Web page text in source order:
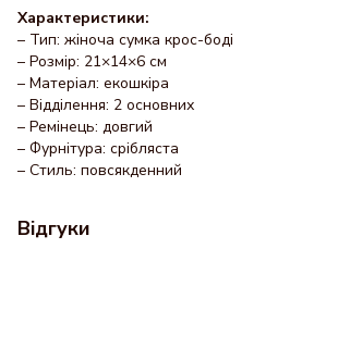
Характеристики:
– Тип: жіноча сумка крос-боді
– Розмір: 21×14×6 см
– Матеріал: екошкіра
– Відділення: 2 основних
– Ремінець: довгий
– Фурнітура: срібляста
– Стиль: повсякденний
Відгуки